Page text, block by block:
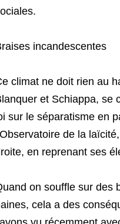
incandescentes
climat ne doit rien au
et Schiappa, se
sur le séparatisme en
de la
en reprenant ses
on souffle sur des
cela a des